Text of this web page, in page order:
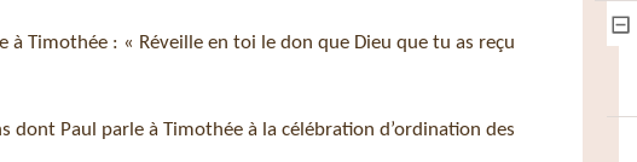
Timothée : « Réveille en toi le don que Dieu que tu as reçu
dont Paul parle à Timothée à la célébration d’ordination des